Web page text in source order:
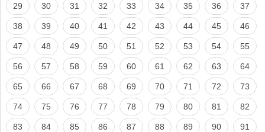
29 30 31 32 33 34 35 36 37
38 39 40 41 42 43 44 45 46
47 48 49 50 51 52 53 54 55
56 57 58 59 60 61 62 63 64
65 66 67 68 69 70 71 72 73
74 75 76 77 78 79 80 81 82
83 84 85 86 87 88 89 90 91